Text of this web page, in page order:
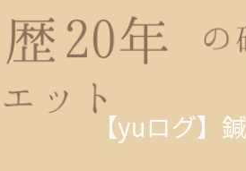
【yuログ】